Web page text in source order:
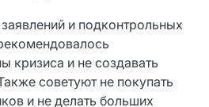
и подконтрольных
кризиса и не создавать
советуют не покупать
и не делать больших